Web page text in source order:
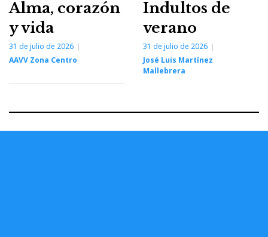
Alma, corazón
y vida
31 de julio de 2026
AAVV Zona Centro
Indultos de
verano
31 de julio de 2026
José Luis Martínez
Mallebrera